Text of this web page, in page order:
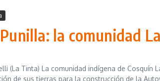
la comunidad
(La Tinta) La comunidad indígena de Cosquín
de sus tierras para la construcción de la